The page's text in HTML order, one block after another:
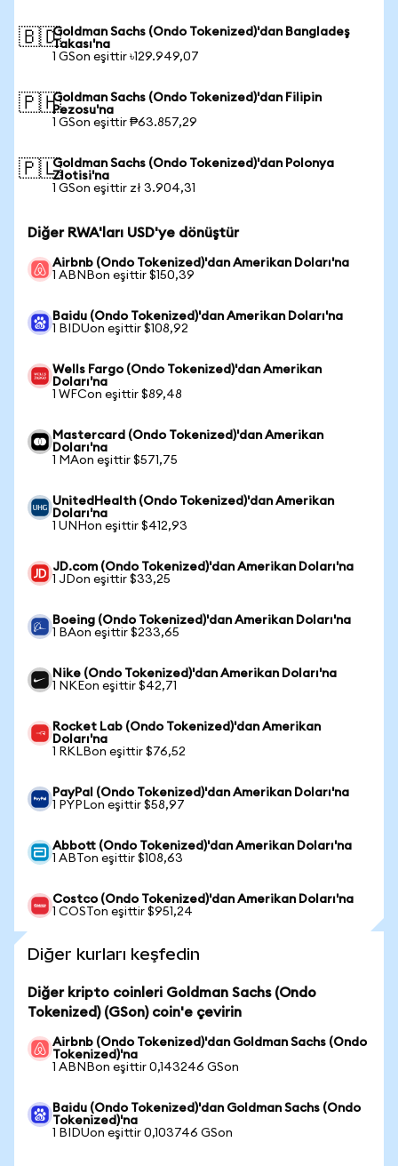
🇧🇩Goldman Sachs (Ondo Tokenized)'dan Bangladeş
Takası'na
1 GSon eşittir ৳129.949,07
🇵🇭Goldman Sachs (Ondo Tokenized)'dan Filipin
Pezosu'na
1 GSon eşittir ₱63.857,29
🇵🇱Goldman Sachs (Ondo Tokenized)'dan Polonya
Zlotisi'na
1 GSon eşittir zł 3.904,31
Diğer RWA'ları USD'ye dönüştür
Airbnb (Ondo Tokenized)'dan Amerikan Doları'na
1 ABNBon eşittir $150,39
Baidu (Ondo Tokenized)'dan Amerikan Doları'na
1 BIDUon eşittir $108,92
Wells Fargo (Ondo Tokenized)'dan Amerikan
Doları'na
1 WFCon eşittir $89,48
Mastercard (Ondo Tokenized)'dan Amerikan
Doları'na
1 MAon eşittir $571,75
UnitedHealth (Ondo Tokenized)'dan Amerikan
Doları'na
1 UNHon eşittir $412,93
JD.com (Ondo Tokenized)'dan Amerikan Doları'na
1 JDon eşittir $33,25
Boeing (Ondo Tokenized)'dan Amerikan Doları'na
1 BAon eşittir $233,65
Nike (Ondo Tokenized)'dan Amerikan Doları'na
1 NKEon eşittir $42,71
Rocket Lab (Ondo Tokenized)'dan Amerikan
Doları'na
1 RKLBon eşittir $76,52
PayPal (Ondo Tokenized)'dan Amerikan Doları'na
1 PYPLon eşittir $58,97
Abbott (Ondo Tokenized)'dan Amerikan Doları'na
1 ABTon eşittir $108,63
Costco (Ondo Tokenized)'dan Amerikan Doları'na
1 COSTon eşittir $951,24
Diğer kurları keşfedin
Diğer kripto coinleri Goldman Sachs (Ondo
Tokenized) (GSon) coin'e çevirin
Airbnb (Ondo Tokenized)'dan Goldman Sachs (Ondo
Tokenized)'na
1 ABNBon eşittir 0,143246 GSon
Baidu (Ondo Tokenized)'dan Goldman Sachs (Ondo
Tokenized)'na
1 BIDUon eşittir 0,103746 GSon